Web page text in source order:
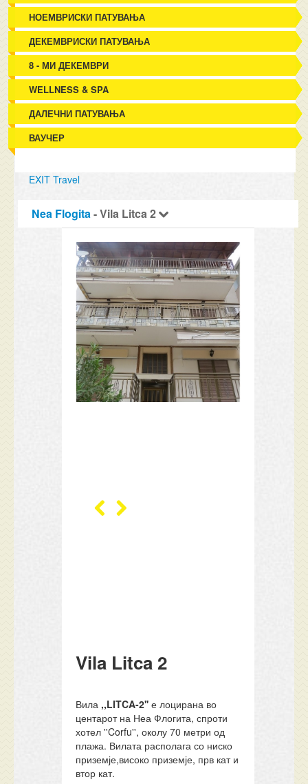
НОЕМВРИСКИ ПАТУВАЊА
ДЕКЕМВРИСКИ ПАТУВАЊА
8 - МИ ДЕКЕМВРИ
WELLNESS & SPA
ДАЛЕЧНИ ПАТУВАЊА
ВАУЧЕР
EXIT Travel
Nea Flogita- Vila Litca 2
Vila Litca 2
Вила ,,LITCA-2'' е лоцирана во
центарот на Неа Флогита, спроти
хотел ''Corfu'', околу 70 метри од
плажа. Вилата располага со ниско
приземје,високо приземје, прв кат и
втор кат.